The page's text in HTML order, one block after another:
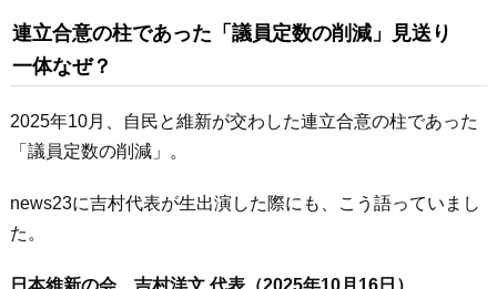
連立合意の柱であった「議員定数の削減」見送り
一体なぜ？
2025年10月、自民と維新が交わした連立合意の柱であった
「議員定数の削減」。
news23に吉村代表が生出演した際にも、こう語っていまし
た。
日本維新の会 吉村洋文 代表（2025年10月16日）